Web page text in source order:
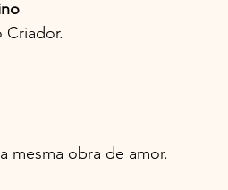
Criador.
mesma obra de amor.